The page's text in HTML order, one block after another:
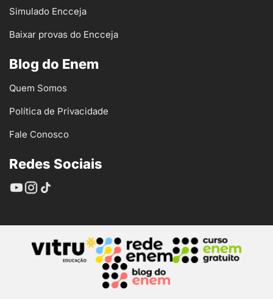
Simulado Encceja
Baixar provas do Encceja
Blog do Enem
Quem Somos
Política de Privacidade
Fale Conosco
Redes Sociais